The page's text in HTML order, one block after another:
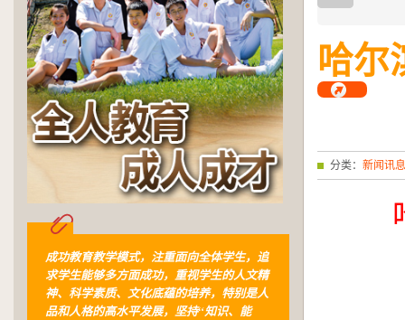
成功教育教学模式，注重面向全体学生，追
求学生能够多方面成功，重视学生的人文精
神、科学素质、文化底蕴的培养，特别是人
品和人格的高水平发展，坚持“知识、能
哈尔
分类： 新闻讯息